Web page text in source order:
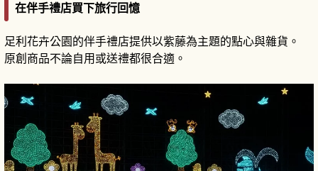
在伴手禮店買下旅行回憶
足利花卉公園的伴手禮店提供以紫藤為主題的點心與雜貨。
原創商品不論自用或送禮都很合適。